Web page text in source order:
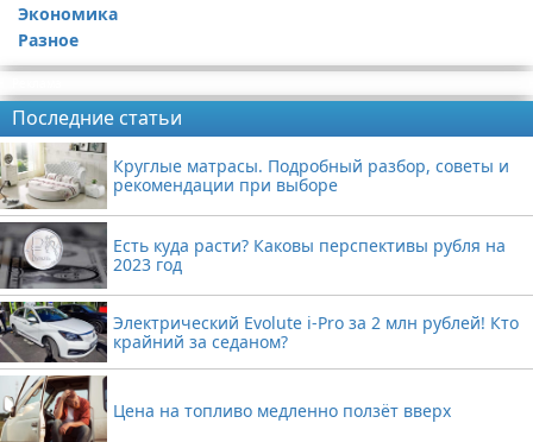
Экономика
Разное
Последние статьи
Круглые матрасы. Подробный разбор, советы и
рекомендации при выборе
Есть куда расти? Каковы перспективы рубля на
2023 год
Электрический Evolute i-Pro за 2 млн рублей! Кто
крайний за седаном?
Цена на топливо медленно ползёт вверх